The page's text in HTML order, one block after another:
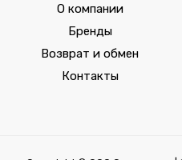
О компании
Бренды
Возврат и обмен
Контакты